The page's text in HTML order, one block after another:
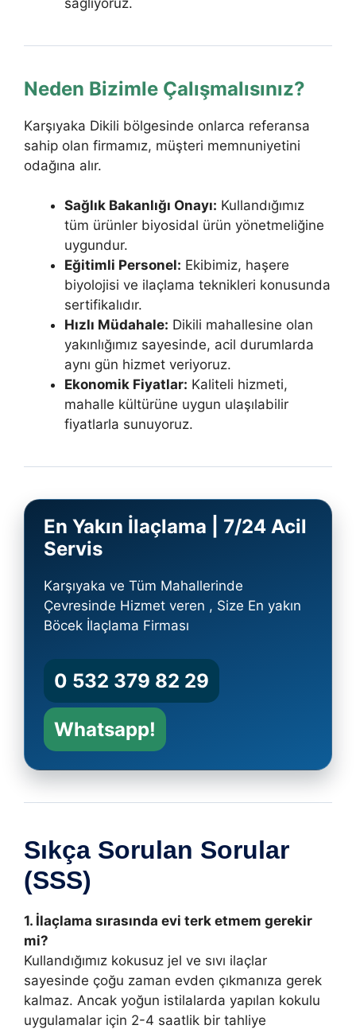
Neden Bizimle Çalışmalısınız?
Karşıyaka Dikili bölgesinde onlarca referansa
sahip olan firmamız, müşteri memnuniyetini
odağına alır.
Sağlık Bakanlığı Onayı: Kullandığımız
tüm ürünler biyosidal ürün yönetmeliğine
uygundur.
Eğitimli Personel: Ekibimiz, haşere
biyolojisi ve ilaçlama teknikleri konusunda
sertifikalıdır.
Hızlı Müdahale: Dikili mahallesine olan
yakınlığımız sayesinde, acil durumlarda
aynı gün hizmet veriyoruz.
Ekonomik Fiyatlar: Kaliteli hizmeti,
mahalle kültürüne uygun ulaşılabilir
fiyatlarla sunuyoruz.
En Yakın İlaçlama | 7/24 Acil
Servis
Karşıyaka ve Tüm Mahallerinde
Çevresinde Hizmet veren , Size En yakın
Böcek İlaçlama Firması
0 532 379 82 29
Whatsapp!
Sıkça Sorulan Sorular
(SSS)
1. İlaçlama sırasında evi terk etmem gerekir
mi?
Kullandığımız kokusuz jel ve sıvı ilaçlar
sayesinde çoğu zaman evden çıkmanıza gerek
kalmaz. Ancak yoğun istilalarda yapılan kokulu
uygulamalar için 2-4 saatlik bir tahliye